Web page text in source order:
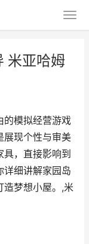
米亚哈姆
的模拟经营游戏
展现个性与审美
，直接影响到
详细讲解家园岛
造梦想小屋。,米